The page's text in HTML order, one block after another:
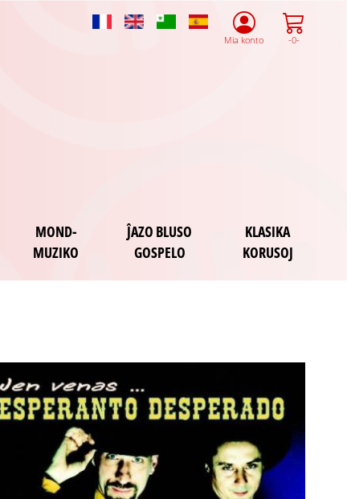
SpanishMia konto -0-
MOND-
MUZIKO
ĴAZO BLUSO
GOSPELO
KLASIKA
KORUSOJ